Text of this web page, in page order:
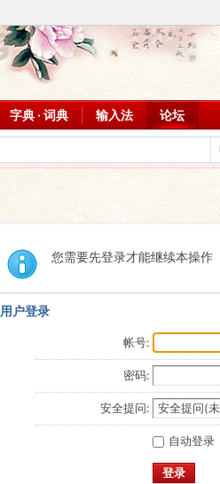
字典 · 词典 输入法 论坛
您需要先登录才能继续本操作
用户登录
帐号:
密码:
安全提问:
自动登录
登录